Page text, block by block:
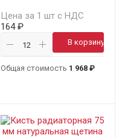
Цена за 1 шт с НДС
164 ₽
В корзину
Общая стоимость 1 968 ₽